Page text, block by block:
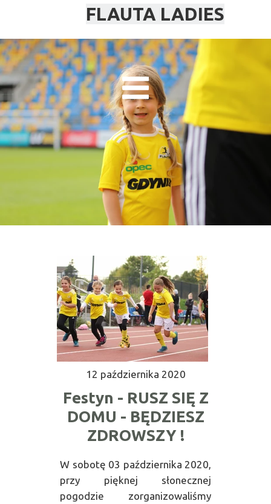
FLAUTA LADIES
12 października 2020
W sobotę 03 października 2020,
przy pięknej słonecznej
pogodzie zorganizowaliśmy
Festyn - RUSZ SIĘ Z
DOMU - BĘDZIESZ
ZDROWSZY !